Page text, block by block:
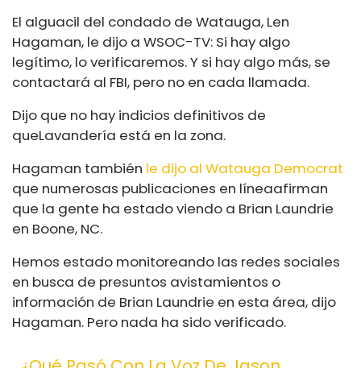
El alguacil del condado de Watauga, Len
Hagaman, le dijo a WSOC-TV: Si hay algo
legítimo, lo verificaremos. Y si hay algo más, se
contactará al FBI, pero no en cada llamada.
Dijo que no hay indicios definitivos de
queLavandería está en la zona.
Hagaman también le dijo al Watauga Democrat
que numerosas publicaciones en líneaafirman
que la gente ha estado viendo a Brian Laundrie
en Boone, NC.
Hemos estado monitoreando las redes sociales
en busca de presuntos avistamientos o
información de Brian Laundrie en esta área, dijo
Hagaman. Pero nada ha sido verificado.